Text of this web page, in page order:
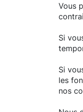
Vous
Si
Si
les
nos